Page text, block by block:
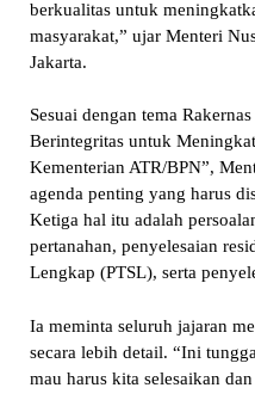
berkualitas untuk
masyarakat,” ujar Menteri
Jakarta.
Sesuai dengan tema
Berintegritas untuk
Kementerian ATR/BPN”,
agenda penting yang harus
Ketiga hal itu adalah
pertanahan, penyelesaian
Lengkap (PTSL), serta
Ia meminta seluruh jajaran
secara lebih detail. “Ini
mau harus kita selesaikan